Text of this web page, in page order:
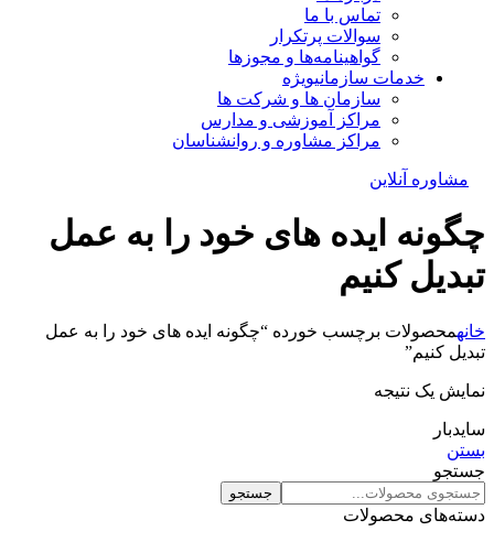
تماس با ما
سوالات پرتکرار
گواهینامه‌ها و مجوزها
خدمات سازمانیویژه
سازمان ها و شرکت ها
مراکز آموزشی و مدارس
مراکز مشاوره و روانشناسان
مشاوره آنلاین
چگونه ایده های خود را به عمل
تبدیل کنیم
خانهمحصولات برچسب خورده “چگونه ایده های خود را به عمل
تبدیل کنیم”
نمایش یک نتیجه
سایدبار
بستن
جستجو
جستجو
دسته‌های محصولات